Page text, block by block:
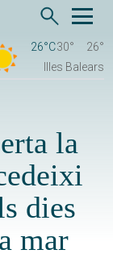
26°C30°
26°
Illes Balears
la
dies
mar